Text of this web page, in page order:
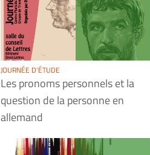
JOURNÉE D'ÉTUDE
Les pronoms personnels et la
question de la personne en
allemand